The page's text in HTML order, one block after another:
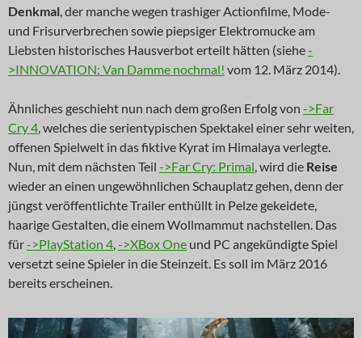
Denkmal, der manche wegen trashiger Actionfilme, Mode-
und Frisurverbrechen sowie piepsiger Elektromucke am
Liebsten historisches Hausverbot erteilt hätten (siehe-
>INNOVATION: Van Damme nochmal! vom 12. März 2014).
Ähnliches geschieht nun nach dem großen Erfolg von ->Far
Cry 4, welches die serientypischen Spektakel einer sehr weiten,
offenen Spielwelt in das fiktive Kyrat im Himalaya verlegte.
Nun, mit dem nächsten Teil ->Far Cry: Primal, wird die Reise
wieder an einen ungewöhnlichen Schauplatz gehen, denn der
jüngst veröffentlichte Trailer enthüllt in Pelze gekeidete,
haarige Gestalten, die einem Wollmammut nachstellen. Das
für->PlayStation 4,->XBox One und PC angekündigte Spiel
versetzt seine Spieler in die Steinzeit. Es soll im März 2016
bereits erscheinen.